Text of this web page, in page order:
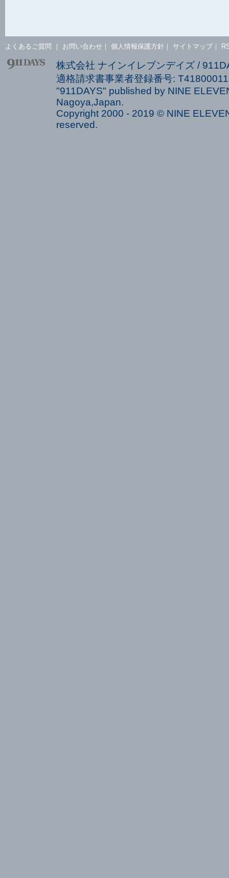
よくあるご質問 お問い合わせ 個人情報保護方針 サイトマップ｜
株式会社 ナインイレブンデイズ /
適格請求書事業者登録番号:
"911DAYS" published by NINE
Nagoya,Japan.
Copyright 2000 - 2019 © NINE
reserved.